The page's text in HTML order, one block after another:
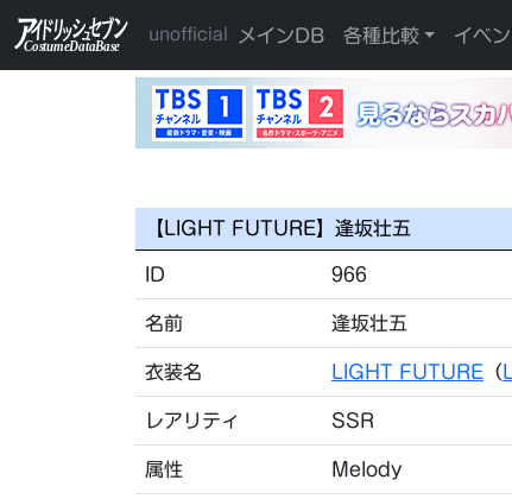
unofficial メインDB 各種比較 イベ
【LIGHT FUTURE】逢坂壮五
ID 966
名前 逢坂壮五
衣装名 LIGHT FUTURE （
レアリティ SSR
属性 Melody